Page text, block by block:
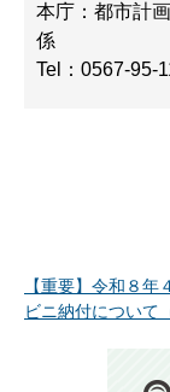
本庁：都市計
係
Tel：0567-95-
【重要】令和８
ビニ納付について